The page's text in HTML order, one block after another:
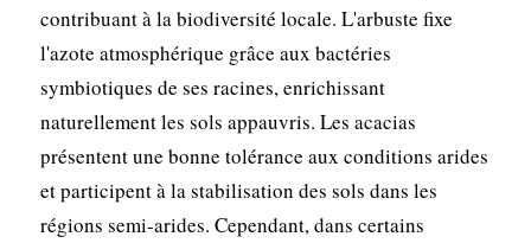
contribuant à la biodiversité locale. L'arbuste fixe
l'azote atmosphérique grâce aux bactéries
symbiotiques de ses racines, enrichissant
naturellement les sols appauvris. Les acacias
présentent une bonne tolérance aux conditions arides
et participent à la stabilisation des sols dans les
régions semi-arides. Cependant, dans certains